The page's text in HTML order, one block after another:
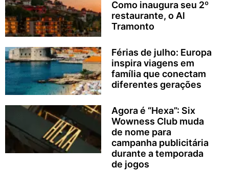
Como inaugura seu 2º
restaurante, o Al
Tramonto
Férias de julho: Europa
inspira viagens em
família que conectam
diferentes gerações
Agora é “Hexa”: Six
Wowness Club muda
de nome para
campanha publicitária
durante a temporada
de jogos